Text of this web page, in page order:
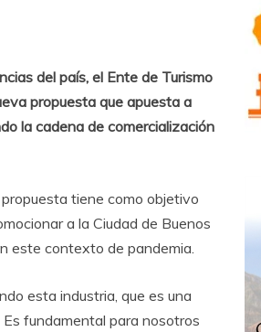
del país, el Ente de Turismo
propuesta que apuesta a
la cadena de comercialización
tiene como objetivo
a la Ciudad de Buenos
este contexto de pandemia.
esta industria, que es una
fundamental para nosotros